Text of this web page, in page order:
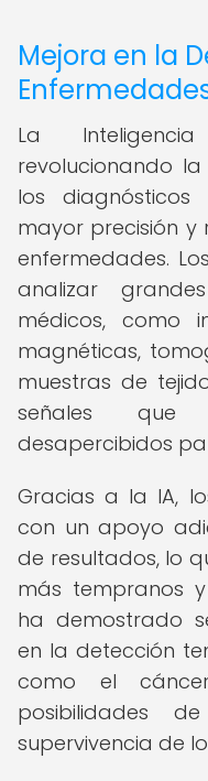
Mejora en la
La
revolucionando
los
mayor precisión
enfermedades.
analizar
médicos, como
magnéticas,
muestras de
señales
desapercibidos
Gracias a la IA,
con un apoyo
de resultados, lo
más tempranos
ha demostrado
en la detección
como el
posibilidades
supervivencia de